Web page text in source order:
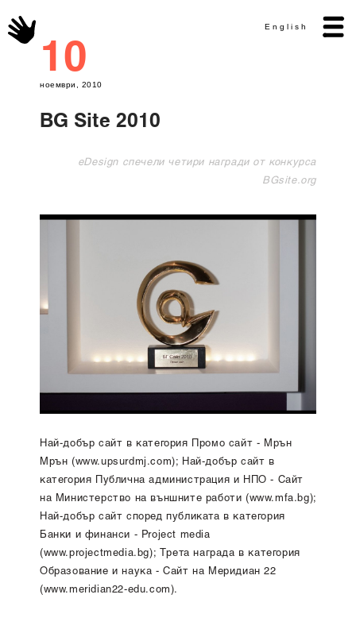
English
10
ноември, 2010
BG Site 2010
eDesign спечели четири награди от конкурсa
BGsite.org
Най-добър сайт в категория Промо сайт - Мрън
Мрън (www.upsurdmj.com); Най-добър сайт в
категория Публична администрация и НПО - Сайт
на Министерство на външните работи (www.mfa.bg);
Най-добър сайт според публиката в категория
Банки и финанси - Project media
(www.projectmedia.bg); Трета награда в категория
Образование и наука - Сайт на Меридиан 22
(www.meridian22-edu.com).